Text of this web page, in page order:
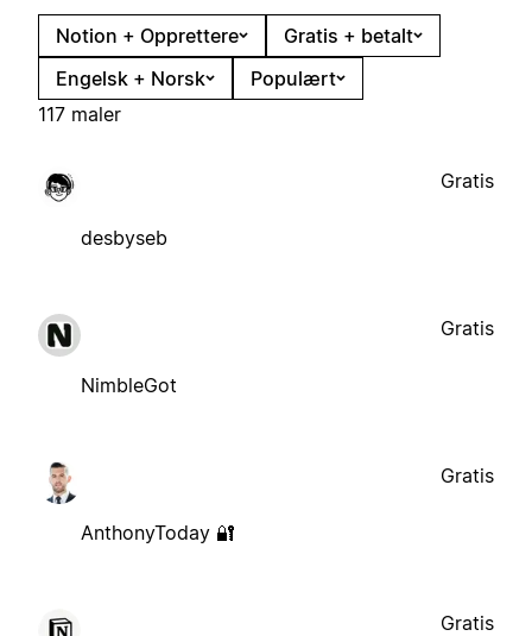
Notion + Opprettere
Gratis + betalt
Engelsk + Norsk
Populært
117 maler
desbyseb
Gratis
NimbleGot
Gratis
AnthonyToday 🔐
Gratis
Gratis